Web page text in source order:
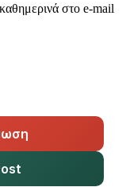
στο e-mail